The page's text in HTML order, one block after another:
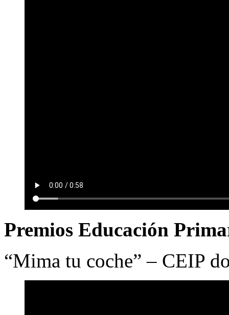
Premios Educación
“Mima tu coche” – CEIP